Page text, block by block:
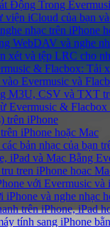
Động Trong
iCloud của bạn
nhạc trên iPhone
WebDAV và nghe
xét và tệp LRC cho
& Flacbox: Tải
Evermusic và
M3U, CSV và TXT
Evermusic & Flacbox
trên iPhone
iPhone hoặc Mac
bản nhạc của bạn
iPad và Mac Bằng
tren iPhone hoac
với Evermusic và
và nghe nhạc
trên iPhone, iPad
tính sang iPhone